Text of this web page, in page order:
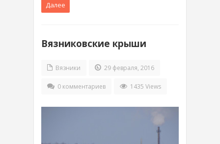
Далее
Вязниковские крыши
Вязники 29 февраля, 2016
0 комментариев 1435 Views